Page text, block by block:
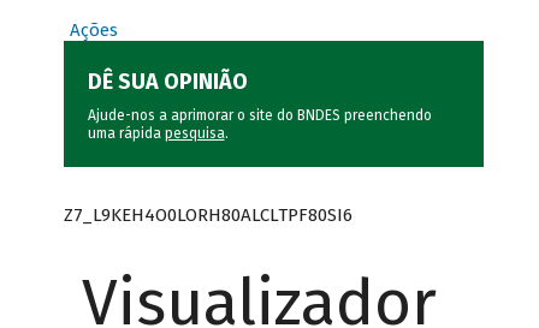
Ações
DÊ SUA OPINIÃO
Ajude-nos a aprimorar o site do BNDES preenchendo
uma rápida pesquisa.
Z7_L9KEH4O0LORH80ALCLTPF80SI6
Visualizador